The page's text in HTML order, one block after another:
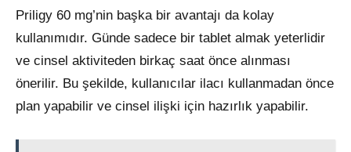
Priligy 60 mg’nin başka bir avantajı da kolay
kullanımıdır. Günde sadece bir tablet almak yeterlidir
ve cinsel aktiviteden birkaç saat önce alınması
önerilir. Bu şekilde, kullanıcılar ilacı kullanmadan önce
plan yapabilir ve cinsel ilişki için hazırlık yapabilir.